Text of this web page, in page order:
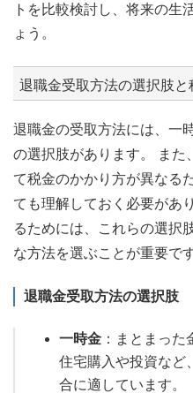
トを比較検討し、将来の生
ょう。
退職金受取方法の選択肢と
退職金の受取方法には、一
の選択肢があります。 また
て税金のかかり方が異なる
ても理解しておく必要があ
るためには、これらの選択
な方法を選ぶことが重要です
退職金受取方法の選択肢
一時金 ：まとまった
住宅購入や投資など
合に適しています。